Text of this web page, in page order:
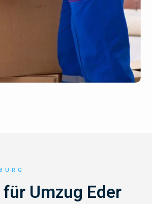
für Umzug Eder